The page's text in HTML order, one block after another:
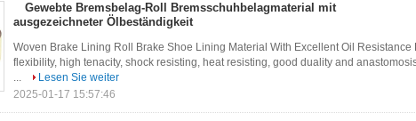
Gewebte Bremsbelag-Roll Bremsschuhbelagmaterial mit
ausgezeichneter Ölbeständigkeit
Woven Brake Lining Roll Brake Shoe Lining Material With Excellent Oil Resistance
flexibility, high tenacity, shock resisting, heat resisting, good duality and
...
Lesen Sie weiter
2025-01-17 15:57:46